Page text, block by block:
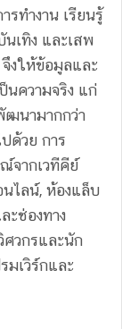
ทำงาน เรียนรู้
เทิง และเสพ
จึงให้ข้อมูลและ
นความจริง แก่
นามากกว่า
ด้วย การ
จากเวทีคีย์
ไลน์, ห้องแล็บ
ช่องทาง
วกรและนัก
มเวิร์กและ